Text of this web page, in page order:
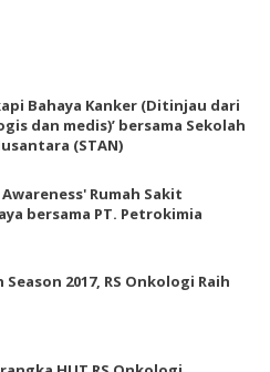
Bahaya Kanker (Ditinjau dari
dan medis)’ bersama Sekolah
(STAN)
Rumah Sakit
bersama PT. Petrokimia
2017, RS Onkologi Raih